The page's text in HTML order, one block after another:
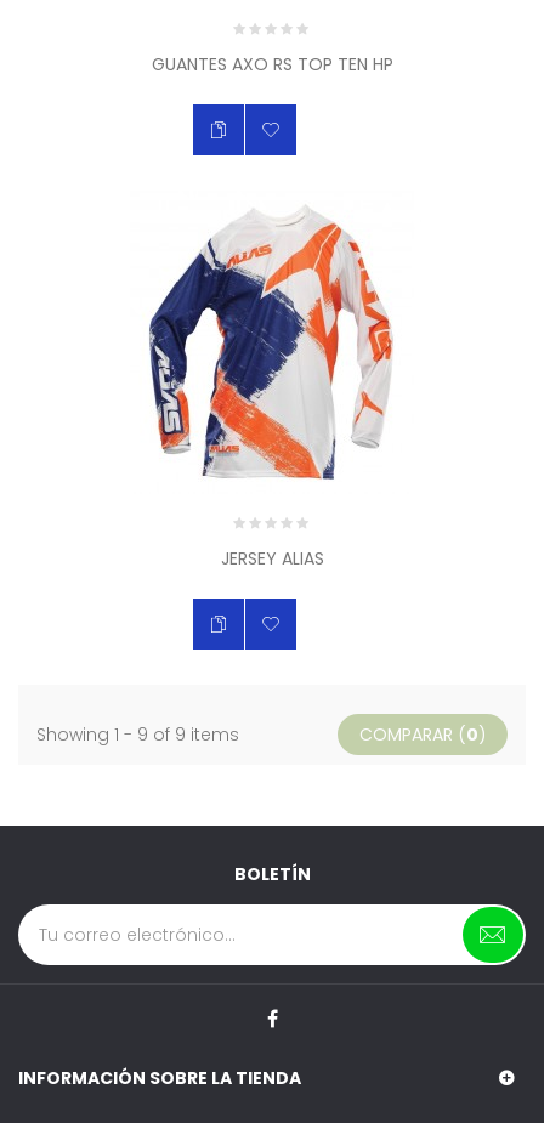
GUANTES AXO RS TOP TEN HP
JERSEY ALIAS
Showing 1 - 9 of 9 items COMPARAR (0)
BOLETÍN
INFORMACIÓN SOBRE LA TIENDA